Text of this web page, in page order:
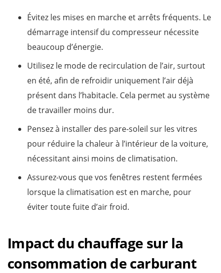
Évitez les mises en marche et arrêts fréquents. Le
démarrage intensif du compresseur nécessite
beaucoup d’énergie.
Utilisez le mode de recirculation de l’air, surtout
en été, afin de refroidir uniquement l’air déjà
présent dans l’habitacle. Cela permet au système
de travailler moins dur.
Pensez à installer des pare-soleil sur les vitres
pour réduire la chaleur à l’intérieur de la voiture,
nécessitant ainsi moins de climatisation.
Assurez-vous que vos fenêtres restent fermées
lorsque la climatisation est en marche, pour
éviter toute fuite d’air froid.
Impact du chauffage sur la
consommation de carburant